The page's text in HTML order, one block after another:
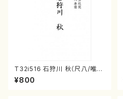
T32i516 石狩川 秋（尺八/唯是
震一/楽譜）都山no:2225
¥800